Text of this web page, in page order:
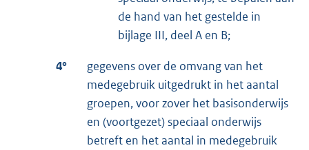
de hand van het gestelde in
bijlage III, deel A en B;
4°
gegevens over de omvang van het
medegebruik uitgedrukt in het aantal
groepen, voor zover het basisonderwijs
en (voortgezet) speciaal onderwijs
betreft en het aantal in medegebruik